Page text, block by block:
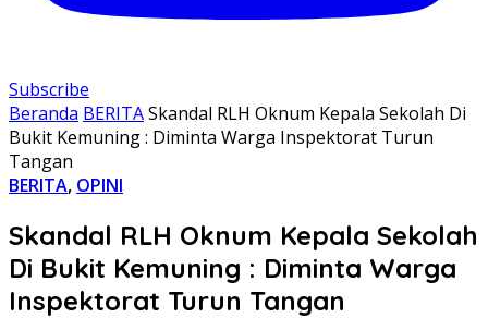
Subscribe
Beranda BERITASkandal RLH Oknum Kepala Sekolah Di
Bukit Kemuning : Diminta Warga Inspektorat Turun
Tangan
BERITA, OPINI
Skandal RLH Oknum Kepala Sekolah
Di Bukit Kemuning : Diminta Warga
Inspektorat Turun Tangan